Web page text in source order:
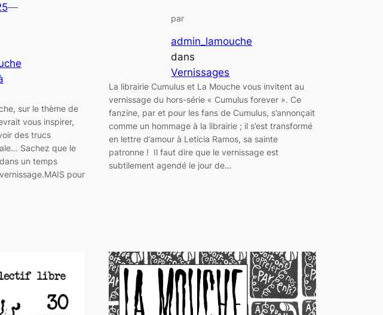
—
sur le thème de
vous inspirer,
des trucs
Sachez que le
un temps
pour
par
admin_lamouche
dans
Vernissages
La librairie Cumulus et La Mouche vous invitent au
vernissage du hors-série « Cumulus forever ». Ce
fanzine, par et pour les fans de Cumulus, s’annonçait
comme un hommage à la librairie ; il s’est transformé
en lettre d’amour à Leticia Ramos, sa sainte
patronne ! Il faut dire que le vernissage est
subtilement agendé le jour de…